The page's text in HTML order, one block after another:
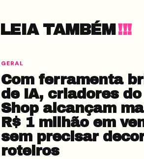
LEIA TAMBÉM
GERAL
Com ferramenta
de IA, criadores
Shop alcançam
R$ 1 milhão em
sem precisar
roteiros